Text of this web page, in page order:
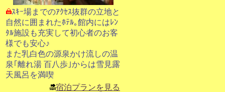
ｽｷｰ場までのｱｸｾｽ抜群の立地と
自然に囲まれたﾎﾃﾙ｡館内にはﾚﾝ
ﾀﾙ施設も充実して初心者のお客
様でも安心♪
また乳白色の源泉かけ流しの温
泉｢離れ湯 百八歩｣からは雪見露
天風呂を満喫
宿泊プランを見る